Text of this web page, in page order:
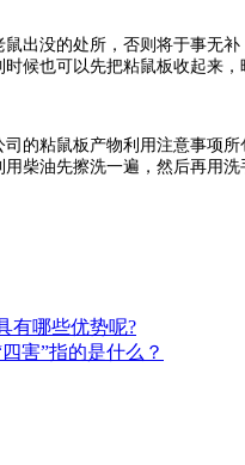
没的处所，否则将于事无补
候也可以先把粘鼠板收起来
粘鼠板产物利用注意事项所
柴油先擦洗一遍，然后再用
有哪些优势呢?
害”指的是什么？